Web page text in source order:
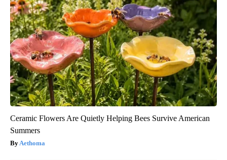
Ceramic Flowers Are Quietly Helping Bees Survive American
Summers
Aethoma